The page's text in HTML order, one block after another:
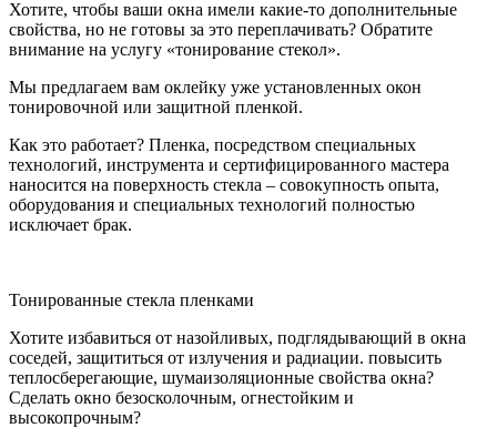
Хотите, чтобы ваши окна имели какие-то дополнительные
свойства, но не готовы за это переплачивать? Обратите
внимание на услугу «тонирование стекол».
Мы предлагаем вам оклейку уже установленных окон
тонировочной или защитной пленкой.
Как это работает? Пленка, посредством специальных
технологий, инструмента и сертифицированного мастера
наносится на поверхность стекла – совокупность опыта,
оборудования и специальных технологий полностью
исключает брак.
Тонированные стекла пленками
Хотите избавиться от назойливых, подглядывающий в окна
соседей, защититься от излучения и радиации. повысить
теплосберегающие, шумаизоляционные свойства окна?
Сделать окно безосколочным, огнестойким и
высокопрочным?